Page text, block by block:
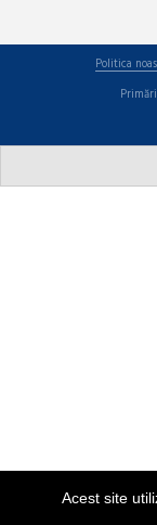
Acest site
Politica